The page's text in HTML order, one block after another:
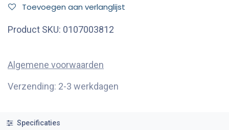
Toevoegen aan verlanglijst
Product SKU: 0107003812
Algemene voorwaarden
Verzending: 2-3 werkdagen
Specificaties